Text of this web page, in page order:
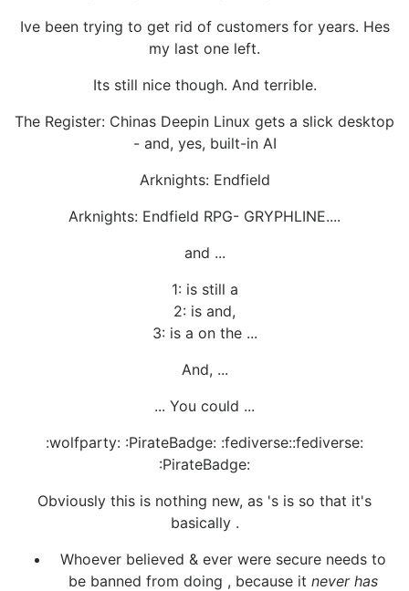
Ive been trying to get rid of customers for years. Hes
my last one left.
Its still nice though. And terrible.
The Register: Chinas Deepin Linux gets a slick desktop
- and, yes, built-in AI
Arknights: Endfield
Arknights: Endfield RPG- GRYPHLINE....
and ...
1: is still a
2: is and,
3: is a on the ...
And, ...
... You could ...
:wolfparty: :PirateBadge: :fediverse::fediverse:
:PirateBadge:
Obviously this is nothing new, as 's is so that it's
basically .
Whoever believed & ever were secure needs to
be banned from doing , because it never has